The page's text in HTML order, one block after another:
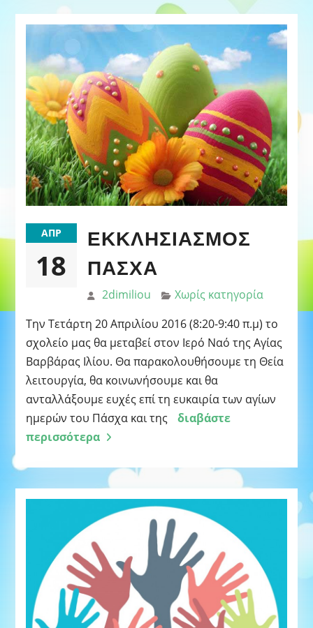
ΑΠΡ
18
ΕΚΚΛΗΣΙΑΣΜΌΣ
ΠΆΣΧΑ
2dimiliou
Χωρίς κατηγορία
Την Τετάρτη 20 Απριλίου 2016 (8:20-9:40 π.μ) το
σχολείο μας θα μεταβεί στον Ιερό Ναό της Αγίας
Βαρβάρας Ιλίου. Θα παρακολουθήσουμε τη Θεία
λειτουργία, θα κοινωνήσουμε και θα
ανταλλάξουμε ευχές επί τη ευκαιρία των αγίων
ημερών του Πάσχα και της
διαβάστε
περισσότερα